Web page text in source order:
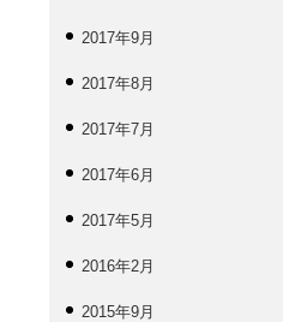
2017年9月
2017年8月
2017年7月
2017年6月
2017年5月
2016年2月
2015年9月